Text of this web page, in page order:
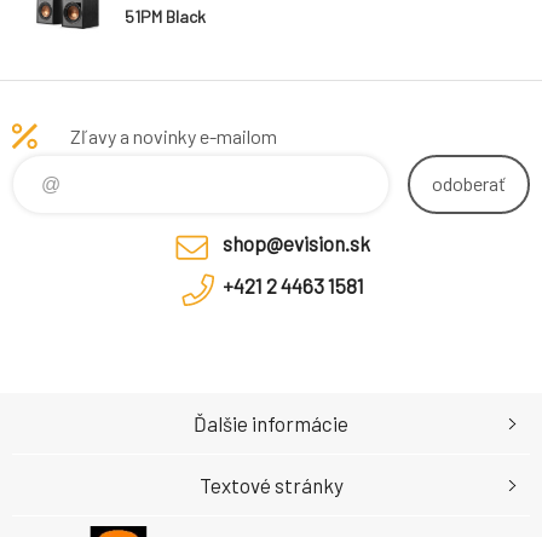
51PM Black
Zľavy a novinky e-mailom
odoberať
shop@evision.sk
+421 2 4463 1581
Ďalšie informácie
Textové stránky